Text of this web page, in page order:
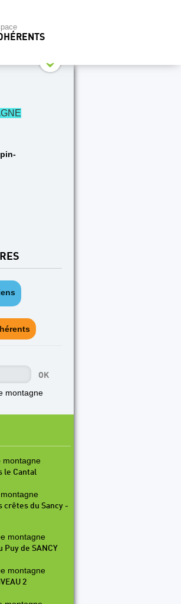
montagne
montagne
le Cantal
crêtes du Sancy -
montagne
Puy de SANCY
montagne
2